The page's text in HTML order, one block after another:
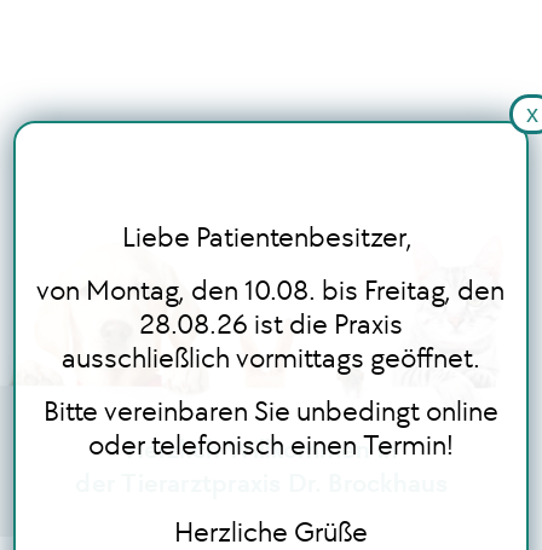
BLOG
ONLINE TERMINBUCHUNG
Herzlich Willkommen in
Liebe Patientenbesitzer,
von Montag, den 10.08. bis Freitag, den
28.08.26 ist die Praxis
ausschließlich vormittags geöffnet.
Bitte vereinbaren Sie unbedingt online
oder telefonisch einen Termin!
Herzliche Grüße
x